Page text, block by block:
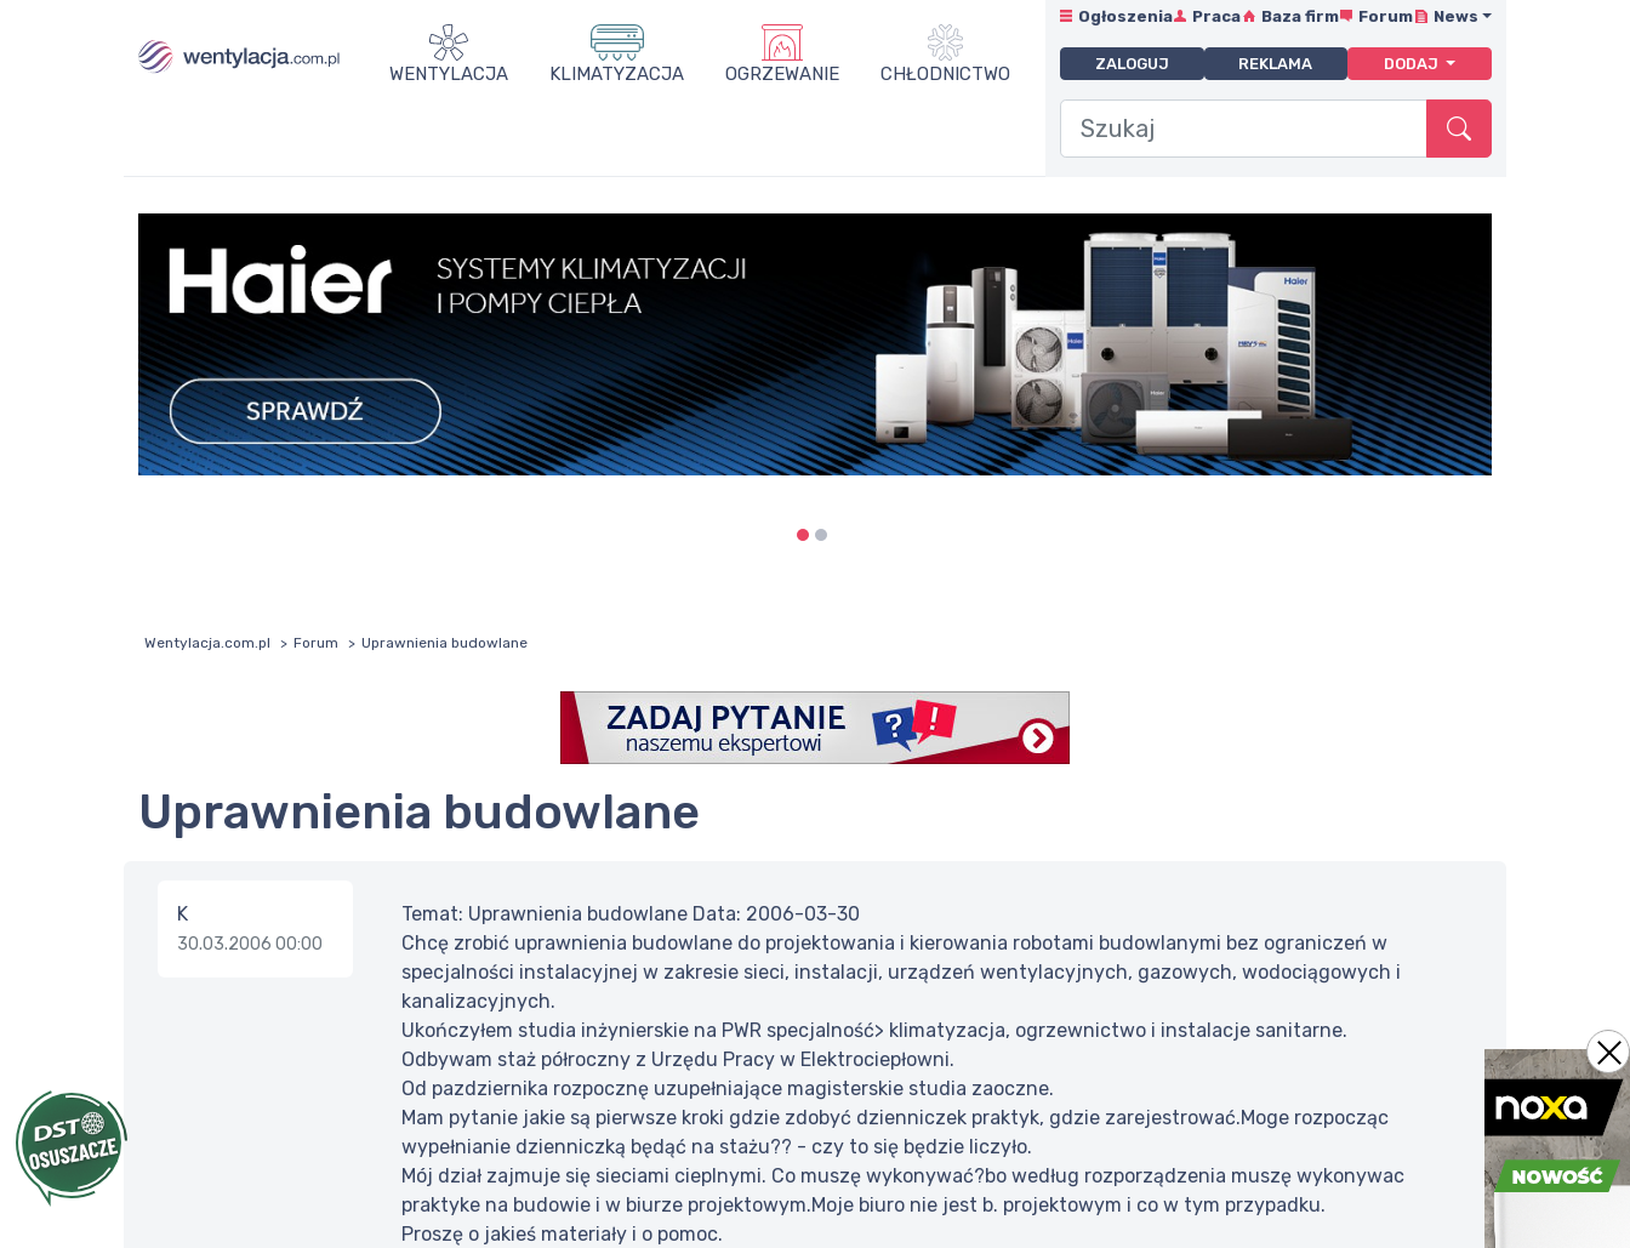
WENTYLACJA KLIMATYZACJA OGRZEWANIE CHŁODNICTWO
Ogłoszenia Praca Baza firm Forum News
ZALOGUJ REKLAMA DODAJ
Wentylacja.com.pl Forum Uprawnienia budowlane
Uprawnienia budowlane
K
30.03.2006 00:00
Temat: Uprawnienia budowlane Data: 2006-03-30
Chcę zrobić uprawnienia budowlane do projektowania i kierowania robotami budowlanymi bez ograniczeń w
specjalności instalacyjnej w zakresie sieci, instalacji, urządzeń wentylacyjnych, gazowych, wodociągowych i
kanalizacyjnych.
Ukończyłem studia inżynierskie na PWR specjalność> klimatyzacja, ogrzewnictwo i instalacje sanitarne.
Odbywam staż półroczny z Urzędu Pracy w Elektrociepłowni.
Od pazdziernika rozpocznę uzupełniające magisterskie studia zaoczne.
Mam pytanie jakie są pierwsze kroki gdzie zdobyć dzienniczek praktyk, gdzie zarejestrować.Moge rozpocząc
wypełnianie dzienniczką będąć na stażu?? - czy to się będzie liczyło.
Mój dział zajmuje się sieciami cieplnymi. Co muszę wykonywać?bo według rozporządzenia muszę wykonywac
praktyke na budowie i w biurze projektowym.Moje biuro nie jest b. projektowym i co w tym przypadku.
Proszę o jakieś materiały i o pomoc.